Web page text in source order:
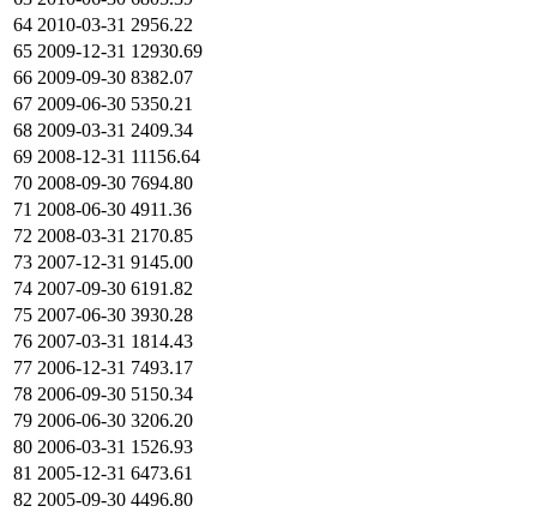
64 2010-03-31 2956.22
65 2009-12-31 12930.69
66 2009-09-30 8382.07
67 2009-06-30 5350.21
68 2009-03-31 2409.34
69 2008-12-31 11156.64
70 2008-09-30 7694.80
71 2008-06-30 4911.36
72 2008-03-31 2170.85
73 2007-12-31 9145.00
74 2007-09-30 6191.82
75 2007-06-30 3930.28
76 2007-03-31 1814.43
77 2006-12-31 7493.17
78 2006-09-30 5150.34
79 2006-06-30 3206.20
80 2006-03-31 1526.93
81 2005-12-31 6473.61
82 2005-09-30 4496.80